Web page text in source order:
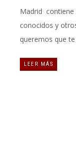
Madrid
conocidos y
queremos que
LEER MÁS